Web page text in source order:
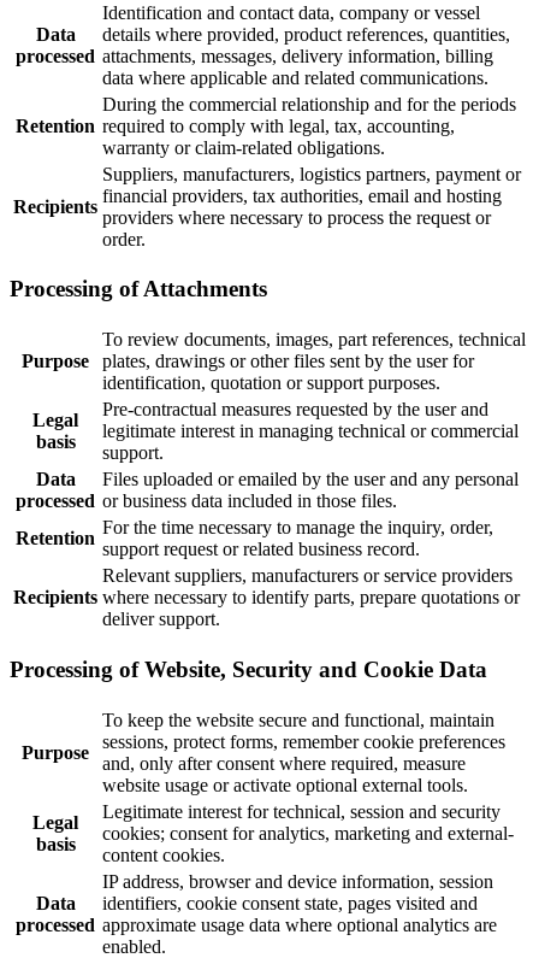
Data
processed
Identification and contact data, company or vessel
details where provided, product references, quantities,
attachments, messages, delivery information, billing
data where applicable and related communications.
Retention
During the commercial relationship and for the periods
required to comply with legal, tax, accounting,
warranty or claim-related obligations.
Recipients
Suppliers, manufacturers, logistics partners, payment or
financial providers, tax authorities, email and hosting
providers where necessary to process the request or
order.
Processing of Attachments
Purpose
To review documents, images, part references, technical
plates, drawings or other files sent by the user for
identification, quotation or support purposes.
Legal
basis
Pre-contractual measures requested by the user and
legitimate interest in managing technical or commercial
support.
Data
processed
Files uploaded or emailed by the user and any personal
or business data included in those files.
Retention
For the time necessary to manage the inquiry, order,
support request or related business record.
Recipients
Relevant suppliers, manufacturers or service providers
where necessary to identify parts, prepare quotations or
deliver support.
Processing of Website, Security and Cookie Data
Purpose
To keep the website secure and functional, maintain
sessions, protect forms, remember cookie preferences
and, only after consent where required, measure
website usage or activate optional external tools.
Legal
basis
Legitimate interest for technical, session and security
cookies; consent for analytics, marketing and external-
content cookies.
Data
processed
IP address, browser and device information, session
identifiers, cookie consent state, pages visited and
approximate usage data where optional analytics are
enabled.